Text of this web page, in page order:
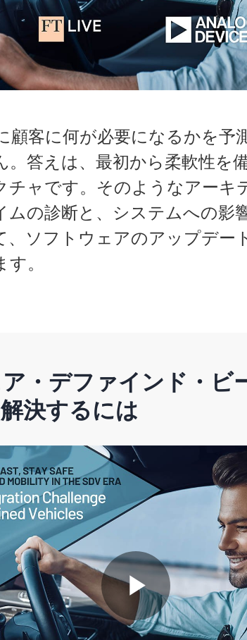
l
a
y
d
e
顧客に何が必要になるかを予
。答えは、最初から柔軟性を
チャです。そのようなアーキ
ムの診断と、システムへの影
、ソフトウェアのアップデー
。
・デファインド・ビ
解決するには
P